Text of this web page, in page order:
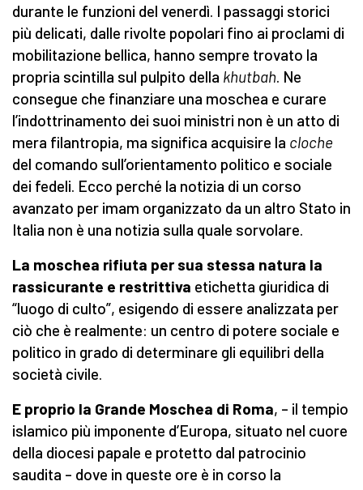
durante le funzioni del venerdì. I passaggi storici
più delicati, dalle rivolte popolari fino ai proclami di
mobilitazione bellica, hanno sempre trovato la
propria scintilla sul pulpito della khutbah. Ne
consegue che finanziare una moschea e curare
l’indottrinamento dei suoi ministri non è un atto di
mera filantropia, ma significa acquisire la cloche
del comando sull’orientamento politico e sociale
dei fedeli. Ecco perché la notizia di un corso
avanzato per imam organizzato da un altro Stato in
Italia non è una notizia sulla quale sorvolare.
La moschea rifiuta per sua stessa natura la
rassicurante e restrittiva etichetta giuridica di
“luogo di culto”, esigendo di essere analizzata per
ciò che è realmente: un centro di potere sociale e
politico in grado di determinare gli equilibri della
società civile.
E proprio la Grande Moschea di Roma, – il tempio
islamico più imponente d’Europa, situato nel cuore
della diocesi papale e protetto dal patrocinio
saudita – dove in queste ore è in corso la